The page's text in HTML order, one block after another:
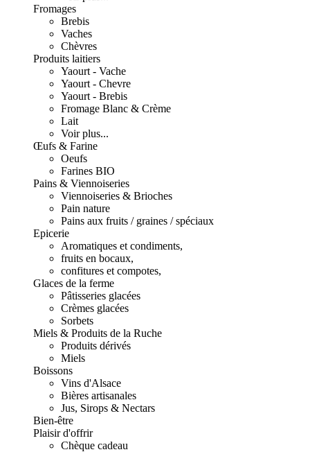
Fromages
Brebis
Vaches
Chèvres
Produits laitiers
Yaourt - Vache
Yaourt - Chevre
Yaourt - Brebis
Fromage Blanc & Crème
Lait
Voir plus...
Œufs & Farine
Oeufs
Farines BIO
Pains & Viennoiseries
Viennoiseries & Brioches
Pain nature
Pains aux fruits / graines / spéciaux
Epicerie
Aromatiques et condiments,
fruits en bocaux,
confitures et compotes,
Glaces de la ferme
Pâtisseries glacées
Crèmes glacées
Sorbets
Miels & Produits de la Ruche
Produits dérivés
Miels
Boissons
Vins d'Alsace
Bières artisanales
Jus, Sirops & Nectars
Bien-être
Plaisir d'offrir
Chèque cadeau